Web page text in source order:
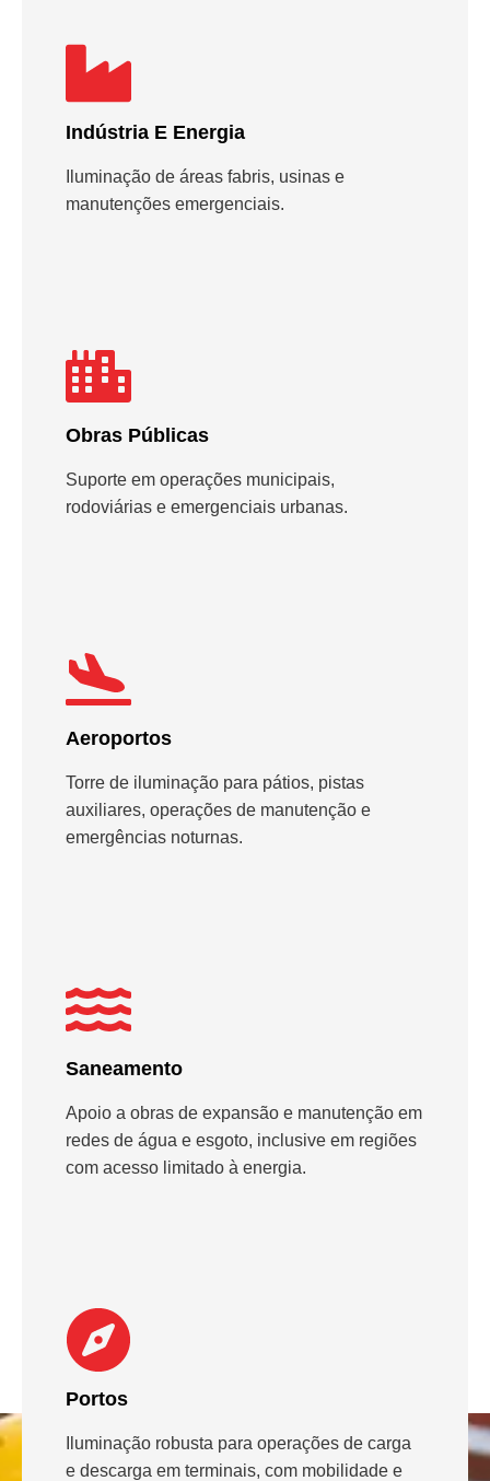
Indústria E Energia
Iluminação de áreas fabris, usinas e
manutenções emergenciais.
Obras Públicas
Suporte em operações municipais,
rodoviárias e emergenciais urbanas.
Aeroportos
Torre de iluminação para pátios, pistas
auxiliares, operações de manutenção e
emergências noturnas.
Saneamento
Apoio a obras de expansão e manutenção em
redes de água e esgoto, inclusive em regiões
com acesso limitado à energia.
Portos
Iluminação robusta para operações de carga
e descarga em terminais, com mobilidade e